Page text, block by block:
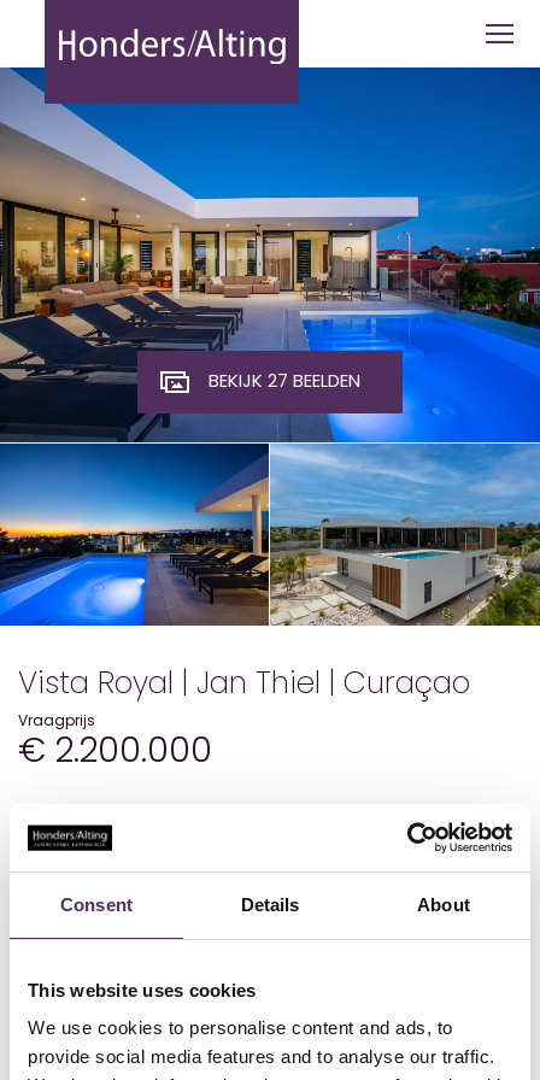
Consent Details About
This website uses cookies
We use cookies to personalise content and ads, to
provide social media features and to analyse our traffic.
Vista Royal | Jan Thiel | Curaçao -
BEKIJK 27 BEELDEN
Vista Royal | Jan Thiel | Curaçao
Vraagprijs
€ 2.200.000
Details
Bouwjaar
2023
Aantal badkamers